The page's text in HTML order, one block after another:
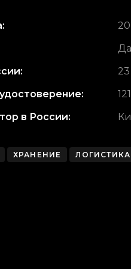
в России:
ХРАНЕНИЕ ЛОГИСТИКА